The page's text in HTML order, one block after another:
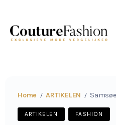
Home / ARTIKELEN / Samsøe
ARTIKELEN FASHION